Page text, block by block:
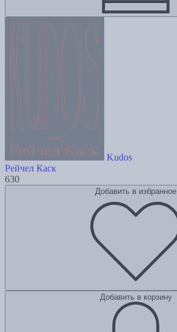
Kudos
Рейчел Каск
630
Добавить в избранное
Добавить в корзину